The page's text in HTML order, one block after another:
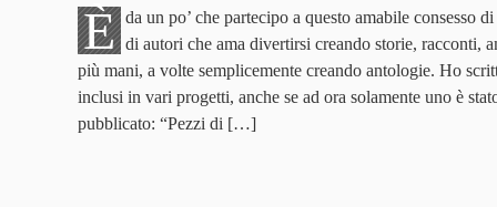
È da un po’ che partecipo a questo amabile consesso
di autori che ama divertirsi creando storie, racconti,
più mani, a volte semplicemente creando antologie. Ho
inclusi in vari progetti, anche se ad ora solamente uno è
pubblicato: “Pezzi di […]